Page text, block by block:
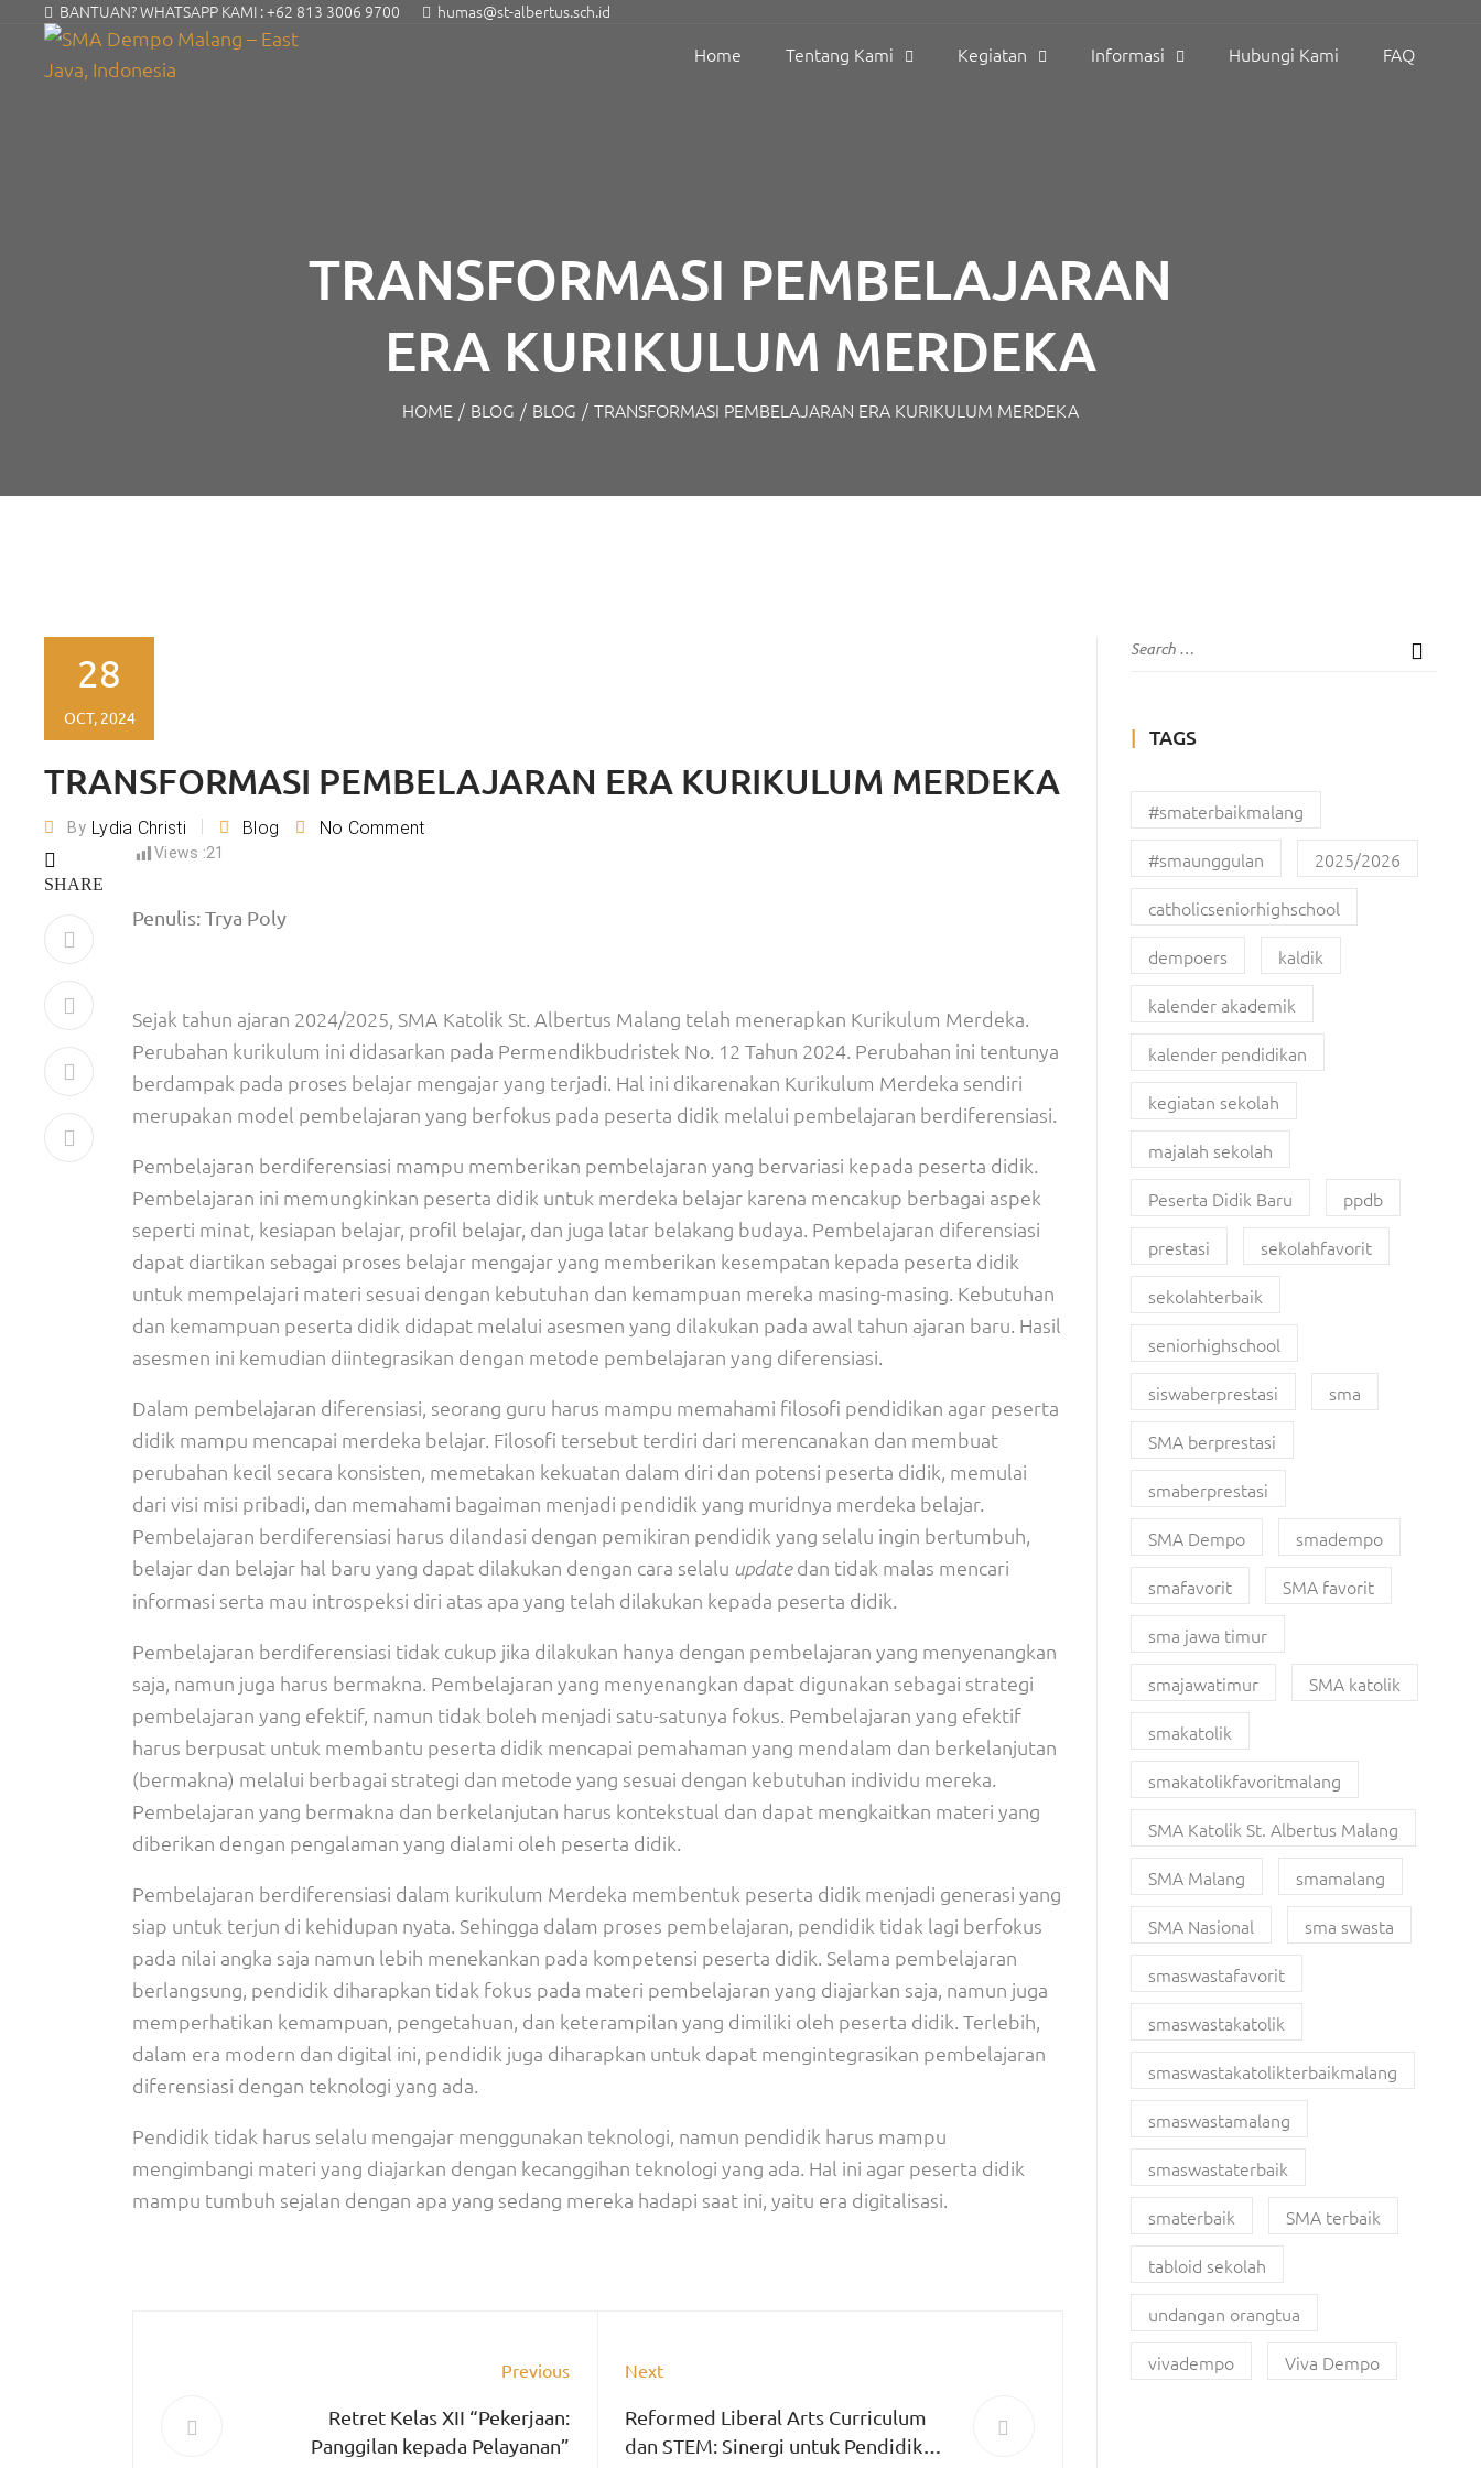
BANTUAN? WHATSAPP KAMI :+62 813 3006 9700 humas@st-albertus.sch.id
Home Tentang Kami Kegiatan Informasi Hubungi Kami FAQ
TRANSFORMASI PEMBELAJARAN
ERA KURIKULUM MERDEKA
HOME / BLOG / BLOG / TRANSFORMASI PEMBELAJARAN ERA KURIKULUM MERDEKA
TRANSFORMASI PEMBELAJARAN ERA KURIKULUM MERDEKA
By Lydia Christi Blog No Comment
28
OCT, 2024
SHARE
Views :21
Penulis: Trya Poly
Sejak tahun ajaran 2024/2025, SMA Katolik St. Albertus Malang telah menerapkan Kurikulum Merdeka.
Perubahan kurikulum ini didasarkan pada Permendikbudristek No. 12 Tahun 2024. Perubahan ini tentunya
berdampak pada proses belajar mengajar yang terjadi. Hal ini dikarenakan Kurikulum Merdeka sendiri
merupakan model pembelajaran yang berfokus pada peserta didik melalui pembelajaran berdiferensiasi.
Pembelajaran berdiferensiasi mampu memberikan pembelajaran yang bervariasi kepada peserta didik.
Pembelajaran ini memungkinkan peserta didik untuk merdeka belajar karena mencakup berbagai aspek
seperti minat, kesiapan belajar, profil belajar, dan juga latar belakang budaya. Pembelajaran diferensiasi
dapat diartikan sebagai proses belajar mengajar yang memberikan kesempatan kepada peserta didik
untuk mempelajari materi sesuai dengan kebutuhan dan kemampuan mereka masing-masing. Kebutuhan
dan kemampuan peserta didik didapat melalui asesmen yang dilakukan pada awal tahun ajaran baru. Hasil
asesmen ini kemudian diintegrasikan dengan metode pembelajaran yang diferensiasi.
Dalam pembelajaran diferensiasi, seorang guru harus mampu memahami filosofi pendidikan agar peserta
didik mampu mencapai merdeka belajar. Filosofi tersebut terdiri dari merencanakan dan membuat
perubahan kecil secara konsisten, memetakan kekuatan dalam diri dan potensi peserta didik, memulai
dari visi misi pribadi, dan memahami bagaiman menjadi pendidik yang muridnya merdeka belajar.
Pembelajaran berdiferensiasi harus dilandasi dengan pemikiran pendidik yang selalu ingin bertumbuh,
belajar dan belajar hal baru yang dapat dilakukan dengan cara selalu updatedan tidak malas mencari
informasi serta mau introspeksi diri atas apa yang telah dilakukan kepada peserta didik.
Pembelajaran berdiferensiasi tidak cukup jika dilakukan hanya dengan pembelajaran yang menyenangkan
saja, namun juga harus bermakna. Pembelajaran yang menyenangkan dapat digunakan sebagai strategi
pembelajaran yang efektif, namun tidak boleh menjadi satu-satunya fokus. Pembelajaran yang efektif
harus berpusat untuk membantu peserta didik mencapai pemahaman yang mendalam dan berkelanjutan
(bermakna) melalui berbagai strategi dan metode yang sesuai dengan kebutuhan individu mereka.
Pembelajaran yang bermakna dan berkelanjutan harus kontekstual dan dapat mengkaitkan materi yang
diberikan dengan pengalaman yang dialami oleh peserta didik.
Pembelajaran berdiferensiasi dalam kurikulum Merdeka membentuk peserta didik menjadi generasi yang
siap untuk terjun di kehidupan nyata. Sehingga dalam proses pembelajaran, pendidik tidak lagi berfokus
pada nilai angka saja namun lebih menekankan pada kompetensi peserta didik. Selama pembelajaran
berlangsung, pendidik diharapkan tidak fokus pada materi pembelajaran yang diajarkan saja, namun juga
memperhatikan kemampuan, pengetahuan, dan keterampilan yang dimiliki oleh peserta didik. Terlebih,
dalam era modern dan digital ini, pendidik juga diharapkan untuk dapat mengintegrasikan pembelajaran
diferensiasi dengan teknologi yang ada.
Pendidik tidak harus selalu mengajar menggunakan teknologi, namun pendidik harus mampu
mengimbangi materi yang diajarkan dengan kecanggihan teknologi yang ada. Hal ini agar peserta didik
mampu tumbuh sejalan dengan apa yang sedang mereka hadapi saat ini, yaitu era digitalisasi.
Previous
Retret Kelas XII “Pekerjaan:
Panggilan kepada Pelayanan”
Next
Reformed Liberal Arts Curriculum
dan STEM: Sinergi untuk Pendidikan
TAGS
#smaterbaikmalang
#smaunggulan
2025/2026
catholicseniorhighschool
dempoers
kaldik
kalender akademik
kalender pendidikan
kegiatan sekolah
majalah sekolah
Peserta Didik Baru
ppdb
prestasi
sekolahfavorit
sekolahterbaik
seniorhighschool
siswaberprestasi
sma
SMA berprestasi
smaberprestasi
SMA Dempo
smadempo
smafavorit
SMA favorit
sma jawa timur
smajawatimur
SMA katolik
smakatolik
smakatolikfavoritmalang
SMA Katolik St. Albertus Malang
SMA Malang
smamalang
SMA Nasional
sma swasta
smaswastafavorit
smaswastakatolik
smaswastakatolikterbaikmalang
smaswastamalang
smaswastaterbaik
smaterbaik
SMA terbaik
tabloid sekolah
undangan orangtua
vivadempo
Viva Dempo